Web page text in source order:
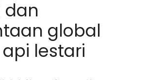
dan
global
lestari